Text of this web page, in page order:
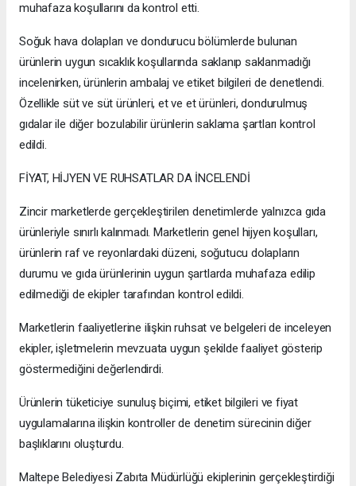
muhafaza koşullarını da kontrol etti.
Soğuk hava dolapları ve dondurucu bölümlerde bulunan
ürünlerin uygun sıcaklık koşullarında saklanıp saklanmadığı
incelenirken, ürünlerin ambalaj ve etiket bilgileri de denetlendi.
Özellikle süt ve süt ürünleri, et ve et ürünleri, dondurulmuş
gıdalar ile diğer bozulabilir ürünlerin saklama şartları kontrol
edildi.
FİYAT, HİJYEN VE RUHSATLAR DA İNCELENDİ
Zincir marketlerde gerçekleştirilen denetimlerde yalnızca gıda
ürünleriyle sınırlı kalınmadı. Marketlerin genel hijyen koşulları,
ürünlerin raf ve reyonlardaki düzeni, soğutucu dolapların
durumu ve gıda ürünlerinin uygun şartlarda muhafaza edilip
edilmediği de ekipler tarafından kontrol edildi.
Marketlerin faaliyetlerine ilişkin ruhsat ve belgeleri de inceleyen
ekipler, işletmelerin mevzuata uygun şekilde faaliyet gösterip
göstermediğini değerlendirdi.
Ürünlerin tüketiciye sunuluş biçimi, etiket bilgileri ve fiyat
uygulamalarına ilişkin kontroller de denetim sürecinin diğer
başlıklarını oluşturdu.
Maltepe Belediyesi Zabıta Müdürlüğü ekiplerinin gerçekleştirdiği